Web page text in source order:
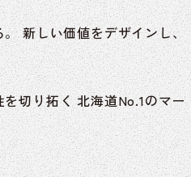
。新しい価値をデザインし、
を切り拓く北海道No.1のマー